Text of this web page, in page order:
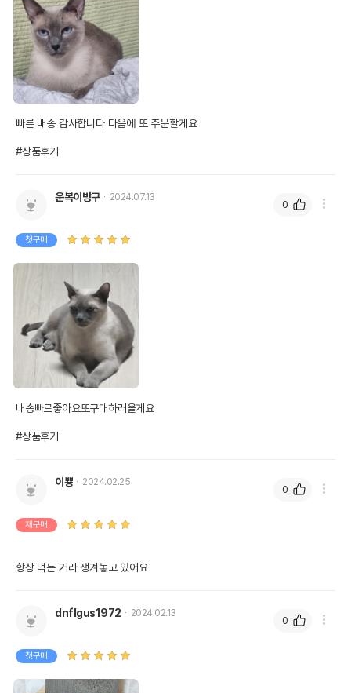
빠른 배송 감사합니다 다음에 또 주문할게요
#상품후기
운복이방구 2024.07.13
첫구매
배송빠르좋아요또구매하러올게요
#상품후기
0
이뿅 2024.02.25
재구매
항상 먹는 거라 쟁겨놓고 있어요
0
dnflgus1972 2024.02.13
첫구매
0